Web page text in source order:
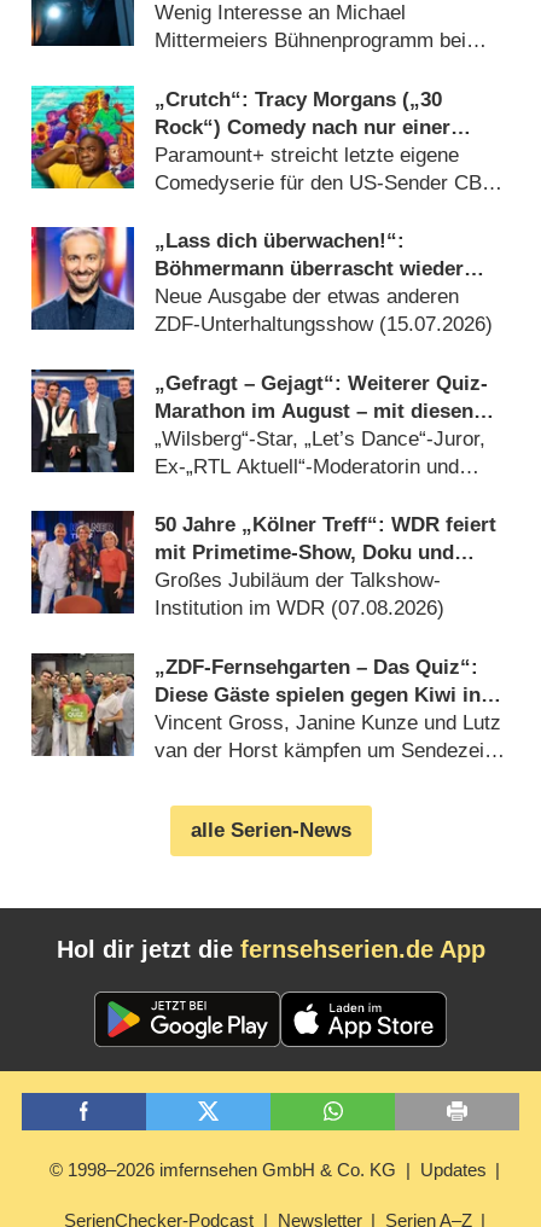
sich schwer
Wenig Interesse an Michael
Mittermeiers Bühnenprogramm bei
„Crutch“: Tracy Morgans („30
Rock“) Comedy nach nur einer
Staffel abgesetzt
Paramount+ streicht letzte eigene
Comedyserie für den US-Sender CBS
„Lass dich überwachen!“:
Böhmermann überrascht wieder
ahnungsloses Publikum
Neue Ausgabe der etwas anderen
ZDF-Unterhaltungsshow (15.07.2026)
„Gefragt – Gejagt“: Weiterer Quiz-
Marathon im August – mit diesen
Gästen
„Wilsberg“-Star, „Let’s Dance“-Juror,
Ex-„RTL Aktuell“-Moderatorin und
50 Jahre „Kölner Treff“: WDR feiert
mit Primetime-Show, Doku und
Rückblicken
Großes Jubiläum der Talkshow-
Institution im WDR (07.08.2026)
„ZDF-Fernsehgarten – Das Quiz“:
Diese Gäste spielen gegen Kiwi in
der Sonderfolge am 9. August 2026
Vincent Gross, Janine Kunze und Lutz
van der Horst kämpfen um Sendezeit
alle Serien-News
Hol dir jetzt die fernsehserien.de App
© 1998–2026 imfernsehen GmbH & Co. KG Updates
SerienChecker-Podcast Newsletter Serien A–Z